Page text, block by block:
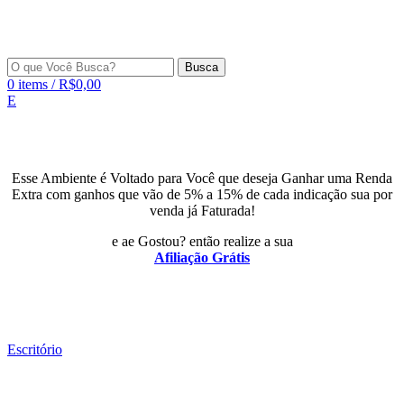
Busca
0 items / R$0,00
E
Esse Ambiente é Voltado para Você que deseja Ganhar uma Renda
Extra com ganhos que vão de 5% a 15% de cada indicação sua por
venda já Faturada!
e ae Gostou? então realize a sua
Afiliação Grátis
Escritório